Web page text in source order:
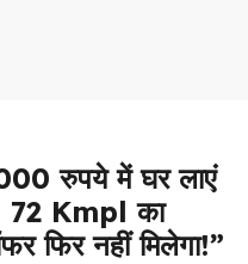
रुपये में घर लाएं
Kmpl का
फिर नहीं मिलेगा!”